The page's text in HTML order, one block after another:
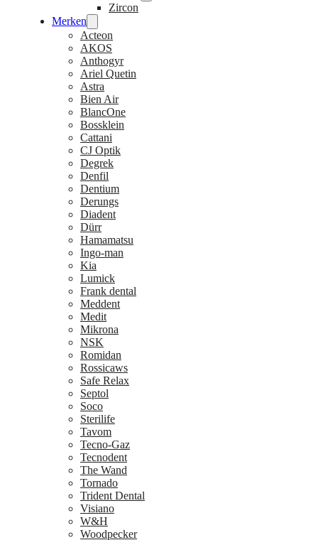
Zircon
Merken
Acteon
AKOS
Anthogyr
Ariel Quetin
Astra
Bien Air
BlancOne
Bossklein
Cattani
CJ Optik
Degrek
Denfil
Dentium
Derungs
Diadent
Dürr
Hamamatsu
Ingo-man
Kia
Lumick
Frank dental
Meddent
Medit
Mikrona
NSK
Romidan
Rossicaws
Safe Relax
Septol
Soco
Sterilife
Tavom
Tecno-Gaz
Tecnodent
The Wand
Tornado
Trident Dental
Visiano
W&H
Woodpecker